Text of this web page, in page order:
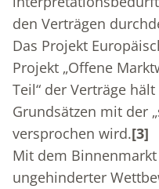
den Verträgen
Das Projekt
Projekt „Offene
Teil“ der Verträge
Grundsätzen mit der
versprochen wird.[3]
Mit dem
ungehinderter